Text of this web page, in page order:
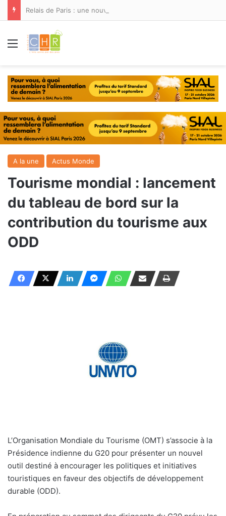
Menu
A la une Actus Monde
Tourisme mondial : lancement
du tableau de bord sur la
contribution du tourisme aux
ODD
L’Organisation Mondiale du Tourisme (OMT) s’associe à la
Présidence indienne du G20 pour présenter un nouvel
outil destiné à encourager les politiques et initiatives
touristiques en faveur des objectifs de développement
durable (ODD).